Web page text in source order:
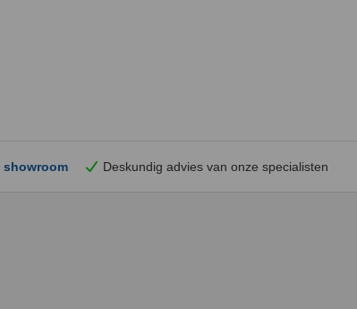
showroom Deskundig advies van onze specialisten